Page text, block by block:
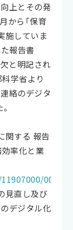
上とその発
から「保育
施していま
報告書
と明記され
学省より
絡のデジタ
する 報告
率化と業
直し及び
デジタル化